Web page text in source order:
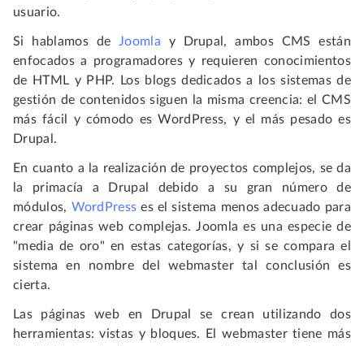
usuario.
Si hablamos de Joomla
y Drupal, ambos CMS están
enfocados a programadores y requieren conocimientos
de HTML y PHP. Los blogs dedicados a los sistemas de
gestión de contenidos siguen la misma creencia: el CMS
más fácil y cómodo es WordPress, y el más pesado es
Drupal.
En cuanto a la realización de proyectos complejos, se da
la primacía a Drupal debido a su gran número de
módulos, WordPress es el sistema menos adecuado para
crear páginas web complejas. Joomla es una especie de
"media de oro" en estas categorías, y si se compara el
sistema en nombre del webmaster tal conclusión es
cierta.
Las páginas web en Drupal se crean utilizando dos
herramientas: vistas y bloques. El webmaster tiene más